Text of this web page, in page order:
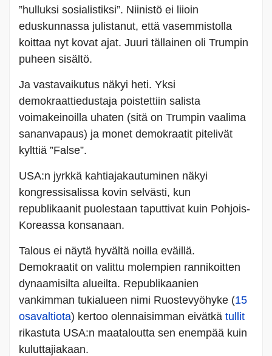
”hulluksi sosialistiksi”. Niinistö ei liioin
eduskunnassa julistanut, että vasemmistolla
koittaa nyt kovat ajat. Juuri tällainen oli Trumpin
puheen sisältö.
Ja vastavaikutus näkyi heti. Yksi
demokraattiedustaja poistettiin salista
voimakeinoilla uhaten (sitä on Trumpin vaalima
sananvapaus) ja monet demokraatit pitelivät
kylttiä ”False”.
USA:n jyrkkä kahtiajakautuminen näkyi
kongressisalissa kovin selvästi, kun
republikaanit puolestaan taputtivat kuin Pohjois-
Koreassa konsanaan.
Talous ei näytä hyvältä noilla eväillä.
Demokraatit on valittu molempien rannikoitten
dynaamisilta alueilta. Republikaanien
vankimman tukialueen nimi Ruostevyöhyke (15
osavaltiota) kertoo olennaisimman eivätkä tullit
rikastuta USA:n maataloutta sen enempää kuin
kuluttajiakaan.